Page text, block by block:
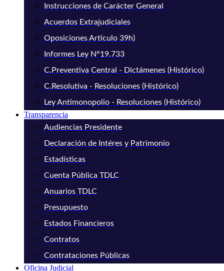
Instrucciones de Carácter General
Acuerdos Extrajudiciales
Oposiciones Artículo 39h)
Informes Ley N°19.733
C.Preventiva Central - Dictámenes (Histórico)
C.Resolutiva - Resoluciones (Histórico)
Ley Antimonopolio - Resoluciones (Histórico)
Transparencia
Audiencias Presidente
Declaración de Intéres y Patrimonio
Estadísticas
Cuenta Pública TDLC
Anuarios TDLC
Presupuesto
Estados Financieros
Contratos
Contrataciones Públicas
Oficina Judicial